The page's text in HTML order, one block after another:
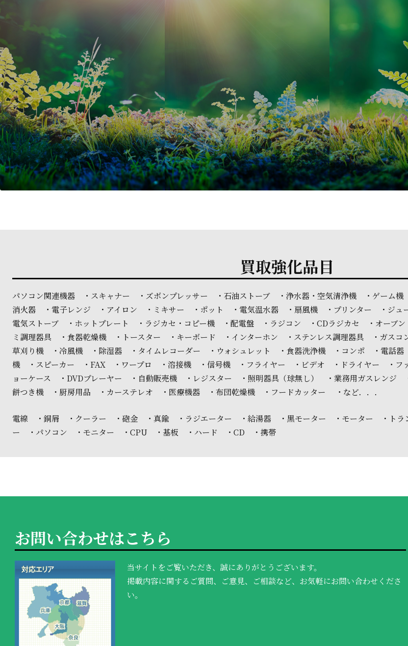
買取強化品目
パソコン関連機器 ・スキャナー ・ズボンプレッサー ・石油ストーブ ・浄水器・空気清浄機 ・ゲーム
消火器 ・電子レンジ ・アイロン ・ミキサー ・ポット ・電気温水器 ・扇風機 ・プリンター ・ジュ
電気ストーブ ・ホットプレート ・ラジカセ・コピー機 ・配電盤 ・ラジコン ・CDラジカセ ・オーブ
ミ調理器具 ・食器乾燥機 ・トースター ・キーボード ・インターホン ・ステンレス調理器具 ・ガス
草刈り機 ・冷風機 ・除湿器 ・タイムレコーダー ・ウォシュレット ・食器洗浄機 ・コンポ ・電話
機 ・スピーカー ・FAX ・ワープロ ・溶接機 ・信号機 ・フライヤー ・ビデオ ・ドライヤー ・フ
ョーケース ・DVDプレーヤー ・自動販売機 ・レジスター ・照明器具（球無し） ・業務用ガスレン
餅つき機 ・厨房用品 ・カーステレオ ・医療機器 ・布団乾燥機 ・フードカッター ・など．．．
電線 ・銅屑 ・クーラー ・砲金 ・真鍮 ・ラジエーター ・給湯器 ・黒モーター ・モーター ・トラ
ー ・パソコン ・モニター ・CPU ・基板 ・ハード ・CD ・携帯
お問い合わせはこちら
当サイトをご覧いただき、誠にありがとうございます。
掲載内容に関するご質問、ご意見、ご相談など、お気軽にお問い合わせくださ
い。